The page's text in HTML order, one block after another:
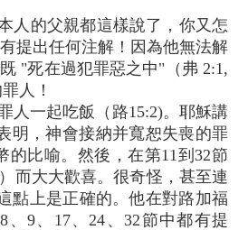
人的父親都這樣說了，你又怎
提出任何注解！因為他無法解
"死在過犯罪惡之中"（弗 2:1,
人！
人一起吃飯（路15:2)。耶穌講
明，神會接納并寬恕失喪的罪
的比喻。然後，在第11到32節
而大大歡喜。很奇怪，甚至連
點上是正確的。他在對路加福
9、17、24、32節中都有提